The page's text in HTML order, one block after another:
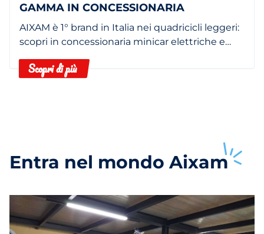
GAMMA IN CONCESSIONARIA
AIXAM è 1° brand in Italia nei quadricicli leggeri:
scopri in concessionaria minicar elettriche e
Scopri di più
Entra nel mondo Aixam